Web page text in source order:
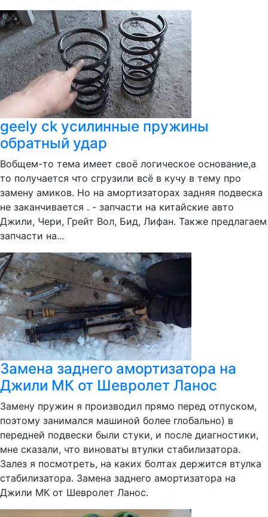
geely ck усилинные пружины
обратный удар
Вобщем-то тема имеет своё логическое основание,а
то получается что сгрузили всё в кучу в тему про
замену амиков. Но на амортизаторах задняя подвеска
не заканчивается . - запчасти на китайские авто
Джили, Чери, Грейт Вол, Бид, Лифан. Также предлагаем
запчасти на...
Замена заднего амортизатора на
Джили МК от Шевролет Ланос
Замену пружин я производил прямо перед отпуском,
поэтому занимался машиной более глобально) в
передней подвески были стуки, и после диагностики,
мне сказали, что виноваты втулки стабилизатора.
Залез я посмотреть, на каких болтах держится втулка
стабилизатора. Замена заднего амортизатора на
Джили МК от Шевролет Ланос.